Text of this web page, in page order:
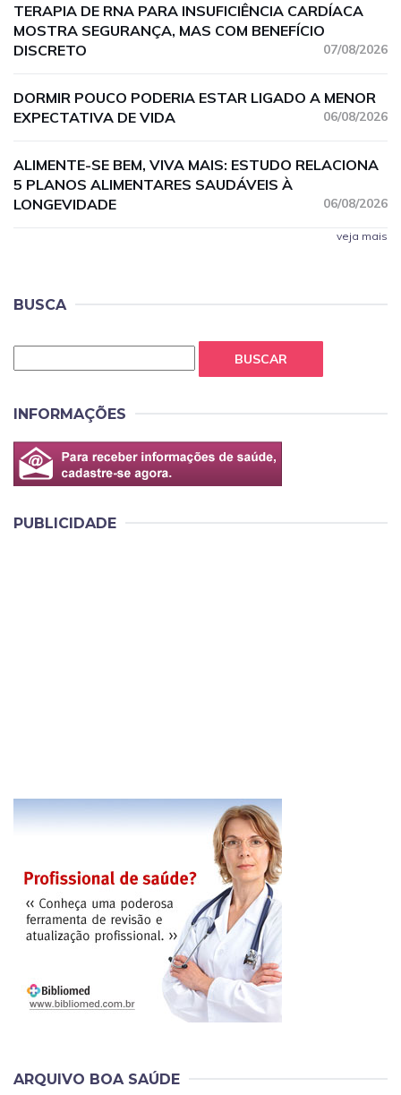
TERAPIA DE RNA PARA INSUFICIÊNCIA CARDÍACA
MOSTRA SEGURANÇA, MAS COM BENEFÍCIO
DISCRETO
07/08/2026
DORMIR POUCO PODERIA ESTAR LIGADO A MENOR
EXPECTATIVA DE VIDA
06/08/2026
ALIMENTE-SE BEM, VIVA MAIS: ESTUDO RELACIONA
5 PLANOS ALIMENTARES SAUDÁVEIS À
LONGEVIDADE
06/08/2026
veja mais
BUSCA
BUSCAR
INFORMAÇÕES
PUBLICIDADE
ARQUIVO BOA SAÚDE